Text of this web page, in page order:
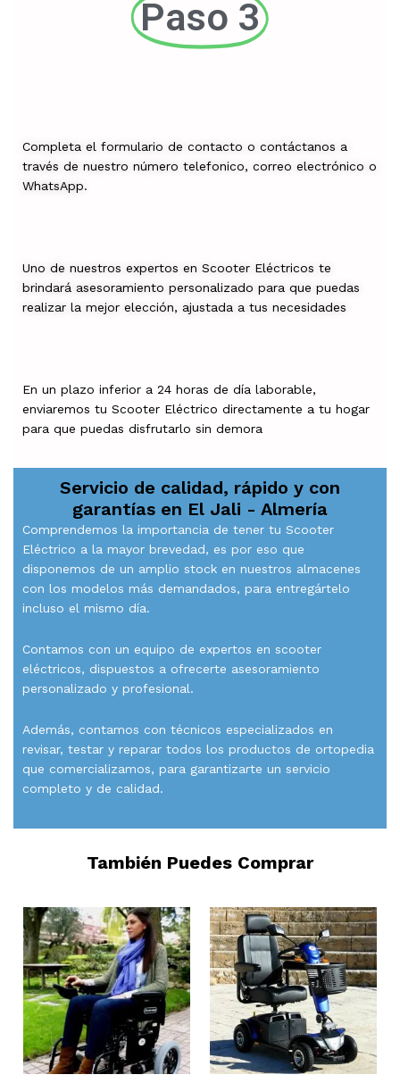
Paso 3
Completa el formulario de contacto o contáctanos a
través de nuestro número telefonico, correo electrónico o
WhatsApp.
Uno de nuestros expertos en Scooter Eléctricos te
brindará asesoramiento personalizado para que puedas
realizar la mejor elección, ajustada a tus necesidades
En un plazo inferior a 24 horas de día laborable,
enviaremos tu Scooter Eléctrico directamente a tu hogar
para que puedas disfrutarlo sin demora
Servicio de calidad, rápido y con
garantías en El Jali - Almería
Comprendemos la importancia de tener tu Scooter
Eléctrico a la mayor brevedad, es por eso que
disponemos de un amplio stock en nuestros almacenes
con los modelos más demandados, para entregártelo
incluso el mismo día.
Contamos con un equipo de expertos en scooter
eléctricos, dispuestos a ofrecerte asesoramiento
personalizado y profesional.
Además, contamos con técnicos especializados en
revisar, testar y reparar todos los productos de ortopedia
que comercializamos, para garantizarte un servicio
completo y de calidad.
También Puedes Comprar